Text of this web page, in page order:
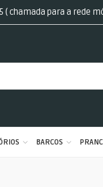
( chamada para a rede
BARCOS